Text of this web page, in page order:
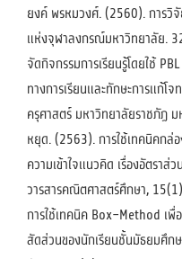
ยงค์ พรหมวงศ์. (2560). การวิ
แห่งจุฬาลงกรณ์มหาวิทยาลัย.
จัดกิจกรรมการเรียนรู้โดยใช้
ทางการเรียนและทักษะการแก้
ครุศาสตร์ มหาวิทยาลัยราชภัฏ
หยุด. (2563). การใช้เทคนิคก
ความเข้าใจแนวคิด เรื่องอัตรา
วารสารคณิตศาสตร์ศึกษา,
การใช้เทคนิค Box–Method เพื่
สัดส่วนของนักเรียนชั้นมัธยมศึก